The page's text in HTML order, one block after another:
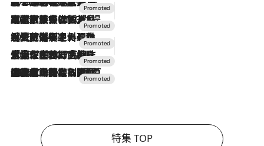
2026.7.31
【ホテル帰省】という選択肢をOMOが提案。家族とほどよい距離を保つには「昼は実家、夜は気兼ねなくホテルで！」
2026.7.24
【夏限定ディナーコース】旬を迎える稚鮎や花ズッキーニなどをイタリア・トスカーナの郷土料理の手法で満喫！
2026.7.17
「土佐和ハーブかき氷」がOMO7高知に登場！生姜、山椒、大葉など目にも舌にも涼を呼ぶ郷土の味
2026.7.10
NEW OPEN！【界 草津】名湯の地に誕生。趣の異なる2種の温泉と上州ならではの会席・蕎麦割烹など美食を味わう究極の癒やし旅
特集 TOP